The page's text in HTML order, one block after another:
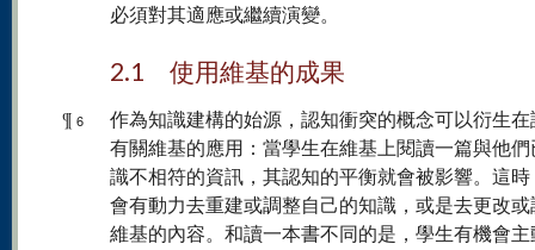
必須對其適應或繼續演變。
2.1 使用維基的成果
¶ 6
作為知識建構的始源，認知衝突的概念可以衍生
有關維基的應用：當學生在維基上閱讀一篇與他
識不相符的資訊，其認知的平衡就會被影響。這
會有動力去重建或調整自己的知識，或是去更改
維基的內容。和讀一本書不同的是，學生有機會